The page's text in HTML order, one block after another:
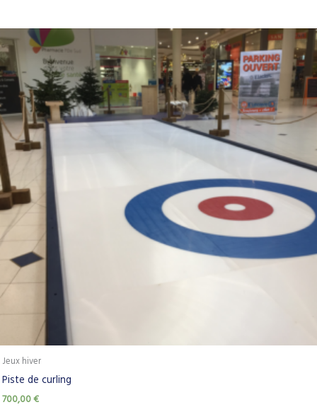
Jeux hiver
Piste de curling
700,00€